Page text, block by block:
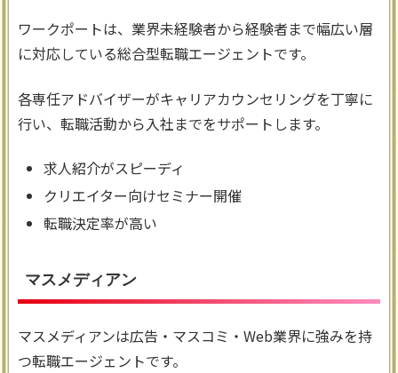
ワークポートは、業界未経験者から経験者まで幅広い層
に対応している総合型転職エージェントです。
各専任アドバイザーがキャリアカウンセリングを丁寧に
行い、転職活動から入社までをサポートします。
求人紹介がスピーディ
クリエイター向けセミナー開催
転職決定率が高い
マスメディアン
マスメディアンは広告・マスコミ・Web業界に強みを持
つ転職エージェントです。